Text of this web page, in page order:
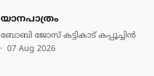
യാനപാത്രം
ബോബി ജോസ് കട്ടികാട് കപ്പൂച്ചിൻ
07 Aug 2026